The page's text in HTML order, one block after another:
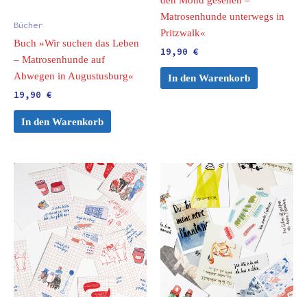
Bücher
Buch »Wir suchen das Leben
– Matrosenhunde auf
Abwegen in Augustusburg«
19,90 €
In den Warenkorb
Matrosenhunde unterwegs in
Pritzwalk«
19,90 €
In den Warenkorb